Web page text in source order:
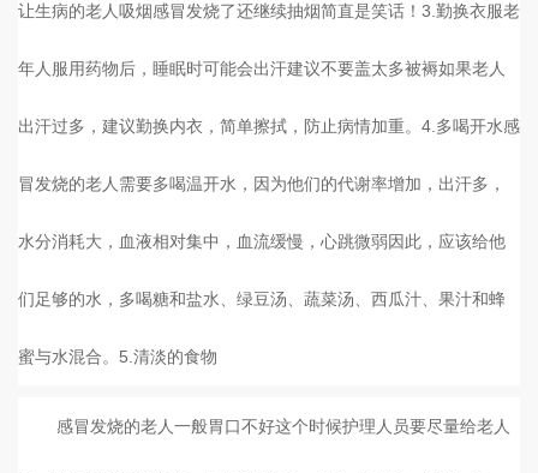
让生病的老人吸烟感冒发烧了还继续抽烟简直是笑话！3.勤换衣服老
年人服用药物后，睡眠时可能会出汗建议不要盖太多被褥如果老人
出汗过多，建议勤换内衣，简单擦拭，防止病情加重。4.多喝开水感
冒发烧的老人需要多喝温开水，因为他们的代谢率增加，出汗多，
水分消耗大，血液相对集中，血流缓慢，心跳微弱因此，应该给他
们足够的水，多喝糖和盐水、绿豆汤、蔬菜汤、西瓜汁、果汁和蜂
蜜与水混合。5.清淡的食物
感冒发烧的老人一般胃口不好这个时候护理人员要尽量给老人